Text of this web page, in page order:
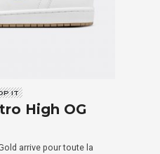
IT
High OG
arrive pour toute la